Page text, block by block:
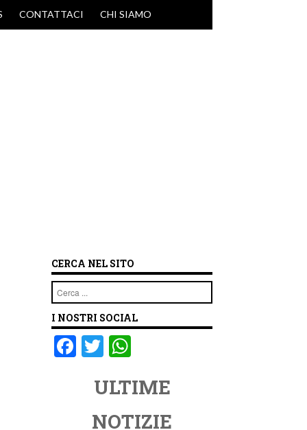
CONTATTACI CHI SIAMO
CERCA NEL SITO
Cerca
I NOSTRI SOCIAL
F T
tt
er
at
s
ULTIME
NOTIZIE